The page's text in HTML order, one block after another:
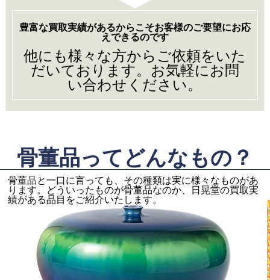
豊富な買取実績があるからこそお客様のご要望にお応
えできるのです
他にも様々な方からご依頼をいた
だいております。お気軽にお問
い合わせください。
骨董品ってどんなもの？
骨董品と一口に言っても、その種類は実に様々なものがあ
ります。どういったものが骨董品なのか、日晃堂の買取実
績がある品目をご紹介いたします。